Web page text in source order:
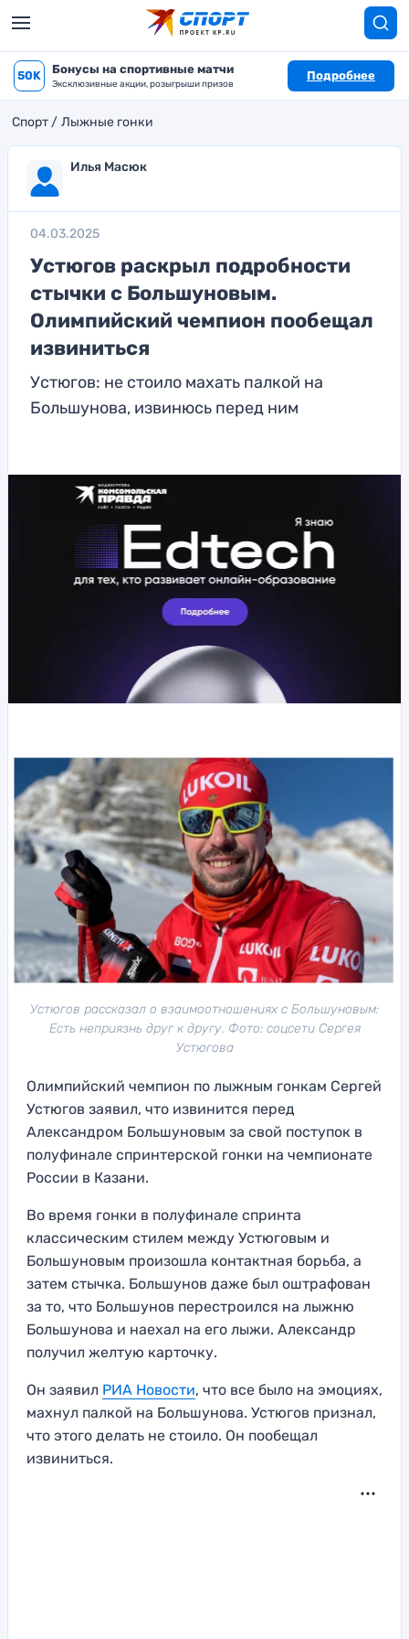
50K Бонусы на спортивные матчи
Эксклюзивные акции, розыгрыши призов
Подробнее
Спорт Лыжные гонки
Илья Масюк
04.03.2025
Устюгов раскрыл подробности
стычки с Большуновым.
Олимпийский чемпион пообещал
извиниться
Устюгов: не стоило махать палкой на
Большунова, извинюсь перед ним
Устюгов рассказал о взаимоотношениях с Большуновым:
Есть неприязнь друг к другу. Фото: соцсети Сергея
Устюгова
Олимпийский чемпион по лыжным гонкам Сергей
Устюгов заявил, что извинится перед
Александром Большуновым за свой поступок в
полуфинале спринтерской гонки на чемпионате
России в Казани.
Во время гонки в полуфинале спринта
классическим стилем между Устюговым и
Большуновым произошла контактная борьба, а
затем стычка. Большунов даже был оштрафован
за то, что Большунов перестроился на лыжню
Большунова и наехал на его лыжи. Александр
получил желтую карточку.
Он заявил РИА Новости, что все было на эмоциях,
махнул палкой на Большунова. Устюгов признал,
что этого делать не стоило. Он пообещал
извиниться.